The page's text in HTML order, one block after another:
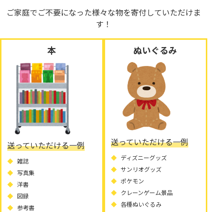
ご家庭でご不要になった様々な物を寄付していただけま
す！
本
送っていただける一例
雑誌
写真集
洋書
図録
参考書
ぬいぐるみ
送っていただける一例
ディズニーグッズ
サンリオグッズ
ポケモン
クレーンゲーム景品
各種ぬいぐるみ